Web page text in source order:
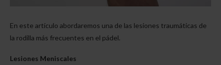
En este artículo abordaremos una de las lesiones traumáticas de
la rodilla más frecuentes en el pádel.
Lesiones Meniscales